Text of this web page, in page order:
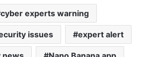
cyber experts warning
issues expert alert